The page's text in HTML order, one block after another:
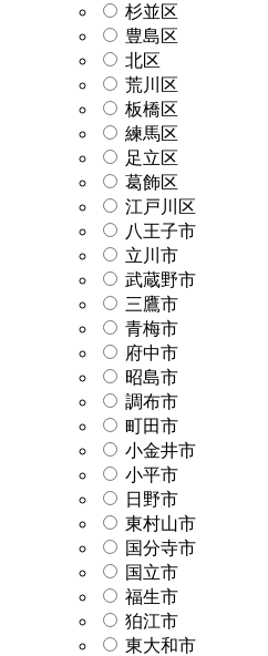
杉並区
豊島区
北区
荒川区
板橋区
練馬区
足立区
葛飾区
江戸川区
八王子市
立川市
武蔵野市
三鷹市
青梅市
府中市
昭島市
調布市
町田市
小金井市
小平市
日野市
東村山市
国分寺市
国立市
福生市
狛江市
東大和市